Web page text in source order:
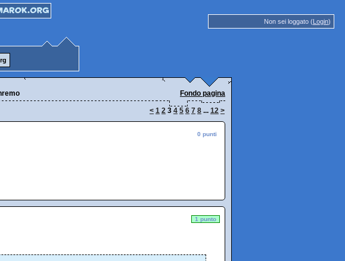
Non sei loggato (Login)
Fondo pagina
< 1 2 3 4 5 6 7 8 ... 12 >
0 punti
1 punto